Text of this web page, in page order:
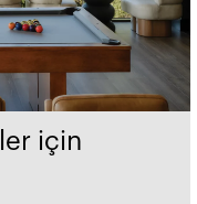
için